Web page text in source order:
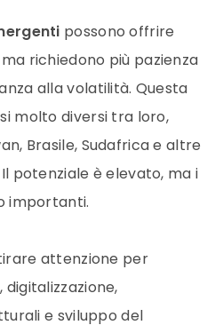
possono offrire
richiedono più pazienza
alla volatilità. Questa
molto diversi tra loro,
Brasile, Sudafrica e altre
potenziale è elevato, ma i
importanti.
attenzione per
e sviluppo del